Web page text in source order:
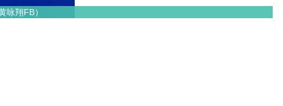
咏翔FB）